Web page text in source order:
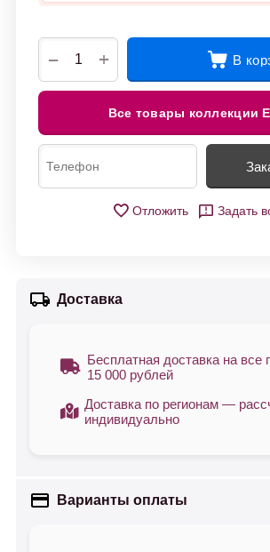
+
− В
Все товары коллекции
Отложить Задать
Доставка
Бесплатная доставка на все
15 000 рублей
Доставка по регионам —
индивидуально
Варианты оплаты